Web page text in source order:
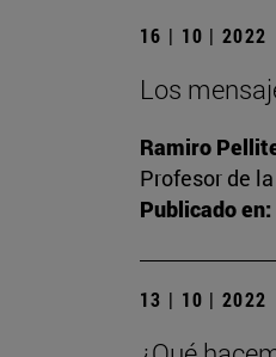
16 | 10 | 2022
Los
Ramiro
Profesor de
Publicado en:
13 | 10 | 2022